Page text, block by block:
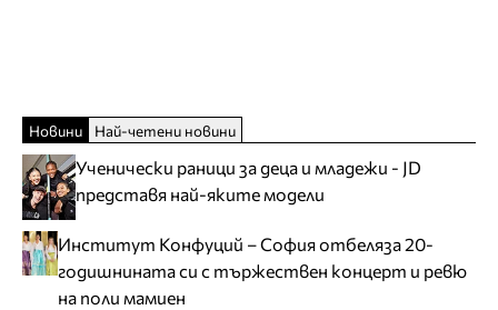
Новини Най-четени новини
Ученически раници за деца и младежи - JD
представя най-яките модели
Институт Конфуций – София отбеляза 20-
годишнината си с тържествен концерт и ревю
на поли мамиен